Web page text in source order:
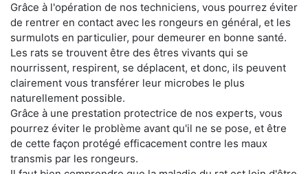
Grâce à l'opération de nos techniciens, vous pourrez éviter
de rentrer en contact avec les rongeurs en général, et les
surmulots en particulier, pour demeurer en bonne santé.
Les rats se trouvent être des êtres vivants qui se
nourrissent, respirent, se déplacent, et donc, ils peuvent
clairement vous transférer leur microbes le plus
naturellement possible.
Grâce à une prestation protectrice de nos experts, vous
pourrez éviter le problème avant qu'il ne se pose, et être
de cette façon protégé efficacement contre les maux
transmis par les rongeurs.